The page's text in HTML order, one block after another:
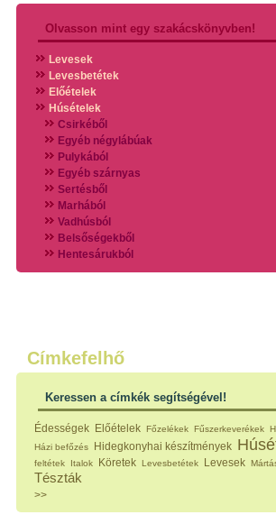
Olvasson mint egy szakácskönyvben!
Levesek
Levesbetétek
Előételek
Húsételek
Csirkéből
Egyéb négylábúak
Pulykából
Egyéb szárnyas
Sertésből
Marhából
Vadhúsból
Belsőségekből
Hentesárukból
Vadszárnyasokból
Köretek
Klasszikus főzelékek
Zöldséges ételek
Hidegkonyhai készítmények
Főtt tészták
Zsiradékban sült tészták
Sütőben sült tészták
Mártások
Címkefelhő
Keressen a címkék segítségével!
Édességek Előételek Főzelékek Fűszerkeverékek
Házi befőzés
Hidegkonyhai készítmények
feltétek
Italok Köretek Levesbetétek Levesek
Tészták
>>